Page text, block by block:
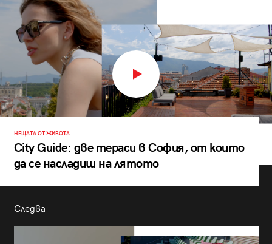
НЕЩАТА ОТ ЖИВОТА
City Guide: две тераси в София, от които
да се насладиш на лятото
Следва